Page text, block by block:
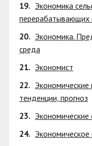
19. Экономика
перерабатывающих
20. Экономика.
среда
21. Экономист
22.
тенденции, прогноз
23. Экономические
24. Экономическое